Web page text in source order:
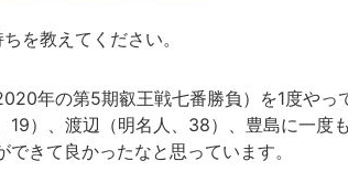
を教えてください。
年の第5期叡王戦七番勝負）を1度やっ
19）、渡辺（明名人、38）、豊島に一度
きて良かったなと思っています。